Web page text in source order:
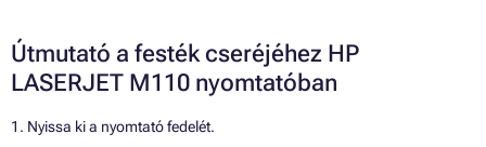
Útmutató a festék cseréjéhez HP
LASERJET M110 nyomtatóban
1. Nyissa ki a nyomtató fedelét.